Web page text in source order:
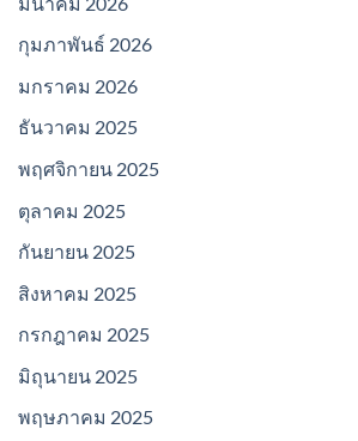
กุมภาพันธ์ 2026
มกราคม 2026
ธันวาคม 2025
พฤศจิกายน 2025
ตุลาคม 2025
กันยายน 2025
สิงหาคม 2025
กรกฎาคม 2025
มิถุนายน 2025
พฤษภาคม 2025